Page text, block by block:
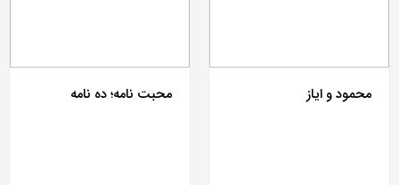
محمود و ایاز محبت نامه؛ ده نامه